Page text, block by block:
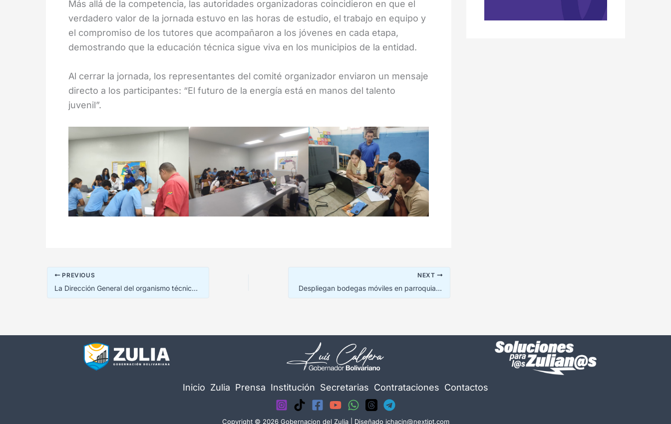
Más allá de la competencia, las autoridades organizadoras coincidieron en que el
verdadero valor de la jornada estuvo en las horas de estudio, el trabajo en equipo y
el compromiso de los tutores que acompañaron a los jóvenes en cada etapa,
demostrando que la educación técnica sigue viva en los municipios de la entidad.
Al cerrar la jornada, los representantes del comité organizador enviaron un mensaje
directo a los participantes: “El futuro de la energía está en manos del talento
juvenil”.
PREVIOUS
La Dirección General del organismo técnico regional emitió una nueva resolución oficial de adjudicación en la capital zuliana. En primer lugar, el Servicio Desconcentrado de Ensayo de Materiales del Estado Zulia (SEDEMAEZ) formalizó el cierre de este ciclo administrativo. El proceso se ejecutó bajo la modalidad de consulta de precios de conformidad con las leyes vigentes.
NEXT
Despliegan bodegas móviles en parroquias de Maracaibo
Inicio Zulia Prensa Institución Secretarias Contrataciones Contactos
Copyright © 2026 Gobernacion del Zulia | Diseñado jchacin@nextipt.com